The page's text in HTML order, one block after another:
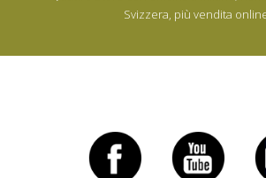
Svizzera, più vendita